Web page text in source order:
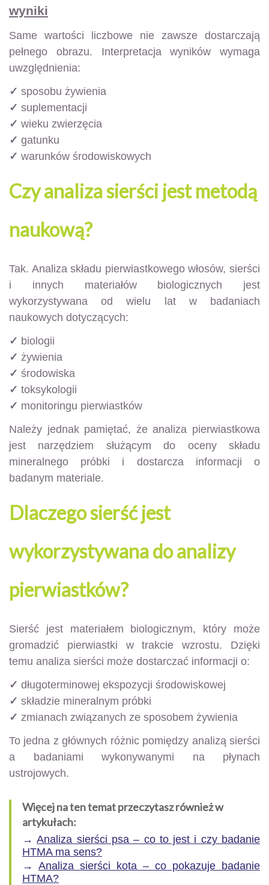
wyniki
Same wartości liczbowe nie zawsze dostarczają
pełnego obrazu. Interpretacja wyników wymaga
uwzględnienia:
✓ sposobu żywienia
✓ suplementacji
✓ wieku zwierzęcia
✓ gatunku
✓ warunków środowiskowych
Czy analiza sierści jest metodą
naukową?
Tak. Analiza składu pierwiastkowego włosów, sierści
i innych materiałów biologicznych jest
wykorzystywana od wielu lat w badaniach
naukowych dotyczących:
✓ biologii
✓ żywienia
✓ środowiska
✓ toksykologii
✓ monitoringu pierwiastków
Należy jednak pamiętać, że analiza pierwiastkowa
jest narzędziem służącym do oceny składu
mineralnego próbki i dostarcza informacji o
badanym materiale.
Dlaczego sierść jest
wykorzystywana do analizy
pierwiastków?
Sierść jest materiałem biologicznym, który może
gromadzić pierwiastki w trakcie wzrostu. Dzięki
temu analiza sierści może dostarczać informacji o:
✓ długoterminowej ekspozycji środowiskowej
✓ składzie mineralnym próbki
✓ zmianach związanych ze sposobem żywienia
To jedna z głównych różnic pomiędzy analizą sierści
a badaniami wykonywanymi na płynach
ustrojowych.
Więcej na ten temat przeczytasz również w
artykułach:
→ Analiza sierści psa – co to jest i czy badanie
HTMA ma sens?
→ Analiza sierści kota – co pokazuje badanie
HTMA?